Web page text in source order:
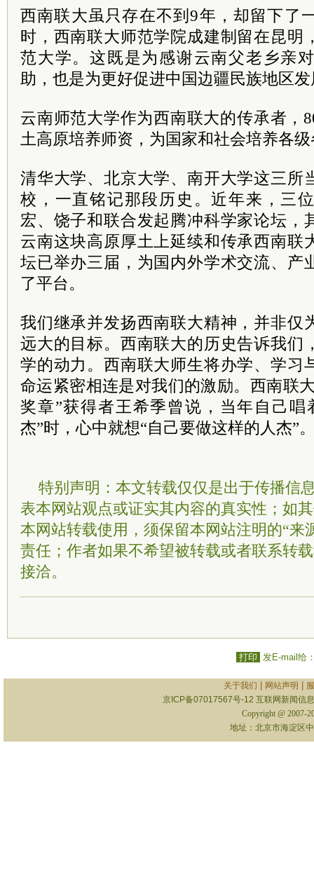
西南联大虽只存在不到9年，却留下了
时，西南联大师范学院成建制留在昆明
范大学。这既是为感谢云南父老乡亲
助，也是为更好促进中国边疆民族地区
云南师范大学作为西南联大的传承者，
土高原培养师资，为国家和社会培养各
清华大学、北京大学、南开大学这三所
校，一直铭记那段历史。近年来，三
宏、饶子和联合发起腾冲科学家论坛，
云南这块高原厚土上延续和传承西南联
坛已举办三届，为国内外学术交流、产
了平台。
我们继承并发扬西南联大精神，并非仅
远大的目标。西南联大的历史告诉我们
学的动力。西南联大师生将办学、学习
命运紧密相连是对我们的激励。西南联
奖章”获得者王希季曾说，当年自己唱
杰”时，心中就想“自己要做这样的人杰”
特别声明：本文转载仅仅是出于传播信
表本网站观点或证实其内容的真实性；如
本网站转载使用，须保留本网站注明的“来
责任；作者如果不希望被转载或者联系转
接洽。
打印 发E-mail给
关于我们 网站声明
京ICP备07017567号-12 互联网新闻信
Copyright @ 2007-
地址：北京市海淀区